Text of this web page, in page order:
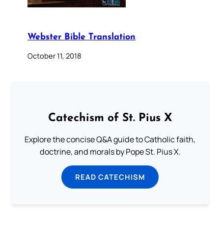
Webster Bible Translation
October 11, 2018
Catechism of St. Pius X
Explore the concise Q&A guide to Catholic faith,
doctrine, and morals by Pope St. Pius X.
READ CATECHISM